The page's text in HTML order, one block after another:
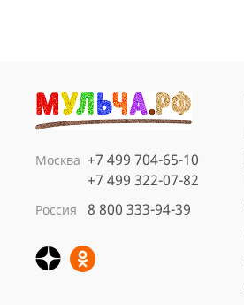
Москва +7 499 704-65-10
+7 499 322-07-82
Россия 8 800 333-94-39